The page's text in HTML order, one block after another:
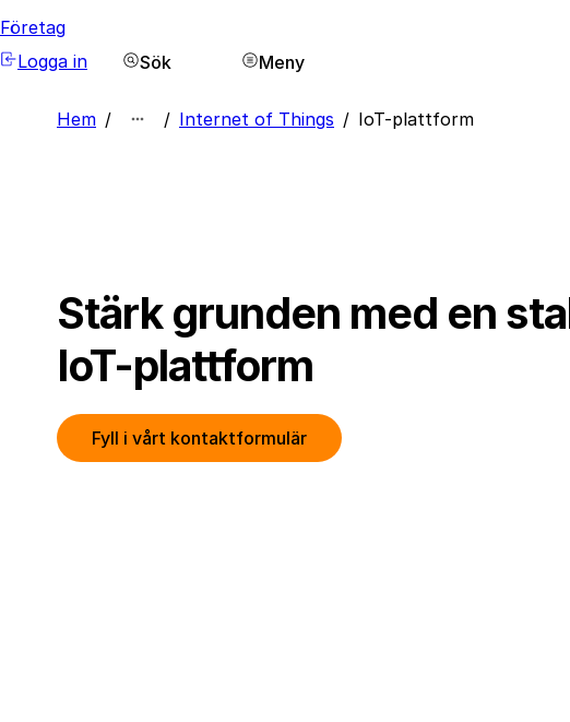
Företag
Logga in
Sök Meny
Hem / / Internet of Things / IoT-plattform
Stärk grunden med en
IoT-plattform
Fyll i vårt kontaktformulär